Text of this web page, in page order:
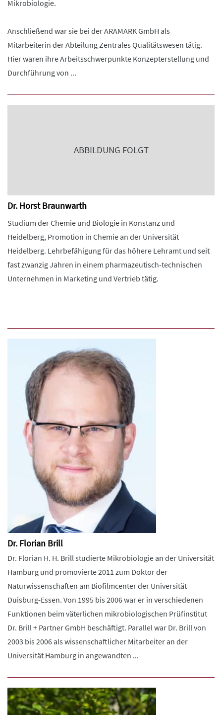
Mikrobiologie.
Anschließend war sie bei der ARAMARK GmbH als
Mitarbeiterin der Abteilung Zentrales Qualitätswesen tätig.
Hier waren ihre Arbeitsschwerpunkte Konzepterstellung und
Durchführung von ...
ABBILDUNG FOLGT
Dr. Horst Braunwarth
Studium der Chemie und Biologie in Konstanz und
Heidelberg, Promotion in Chemie an der Universität
Heidelberg. Lehrbefähigung für das höhere Lehramt und seit
fast zwanzig Jahren in einem pharmazeutisch-technischen
Unternehmen in Marketing und Vertrieb tätig.
Dr. Florian Brill
Dr. Florian H. H. Brill studierte Mikrobiologie an der Universität
Hamburg und promovierte 2011 zum Doktor der
Naturwissenschaften am Biofilmcenter der Universität
Duisburg-Essen. Von 1995 bis 2006 war er in verschiedenen
Funktionen beim väterlichen mikrobiologischen Prüfinstitut
Dr. Brill + Partner GmbH beschäftigt. Parallel war Dr. Brill von
2003 bis 2006 als wissenschaftlicher Mitarbeiter an der
Universität Hamburg in angewandten ...